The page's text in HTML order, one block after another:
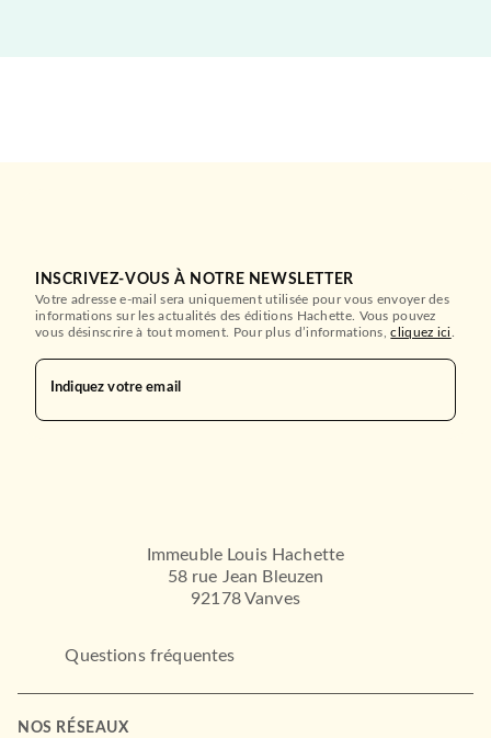
INSCRIVEZ-VOUS À NOTRE NEWSLETTER
Votre adresse e-mail sera uniquement utilisée pour vous envoyer des
informations sur les actualités des éditions Hachette. Vous pouvez
vous désinscrire à tout moment. Pour plus d’informations,cliquez ici
Indiquez votre email
Immeuble Louis Hachette
58 rue Jean Bleuzen
92178 Vanves
Questions fréquentes
NOS RÉSEAUX